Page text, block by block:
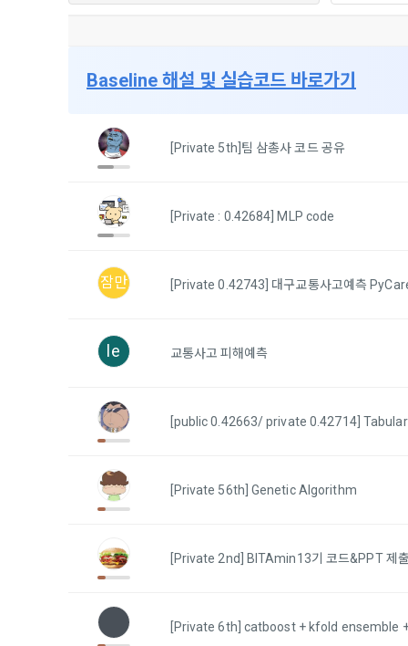
인을 말한다.
4. “인재회
“개인회원”을
6. “해커톤”
9. "아이디"
를 말한다.
하고 "회원
제 3 조 (효
원"이 알 수
자서명법,
약관과 충돌
‘개인정보자
데이콘 주
본인인증,
파악, 통계
3. 서비스 정
행, 교육 등
또한 향후
Baseline 해설 및 실습코드 바로가기
[Private 5th]팀 삼총사 코드 공유
[Private : 0.42684] MLP code
잠만 [Private 0.42743] 대구교통사고예측
le 교통사고 피해예측
[public 0.42663/ private 0.42714]
[Private 56th] Genetic Algorithm
[Private 2nd] BITAmin13기 코드&PPT 제
[Private 6th] catboost + kfold ensemble